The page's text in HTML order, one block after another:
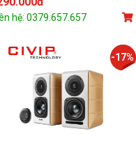
hệ: 0379.657.657
-17%